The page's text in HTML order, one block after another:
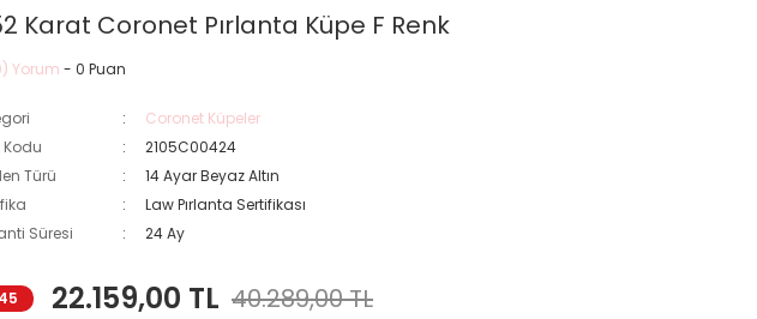
Karat Coronet Pırlanta Küpe F Renk
Yorum - 0 Puan
Coronet Küpeler
Kodu
2105C00424
Türü
14 Ayar Beyaz Altın
Law Pırlanta Sertifikası
Süresi
24 Ay
22.159,00 TL 40.289,00 TL